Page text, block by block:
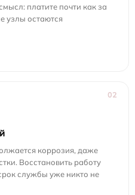
платите почти как за
узлы остаются
02
коррозия, даже
Восстановить работу
службы уже никто не